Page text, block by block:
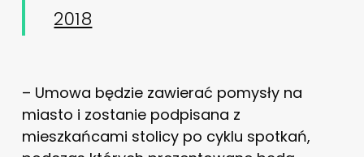
2018
– Umowa będzie zawierać pomysły na
miasto i zostanie podpisana z
mieszkańcami stolicy po cyklu spotkań,